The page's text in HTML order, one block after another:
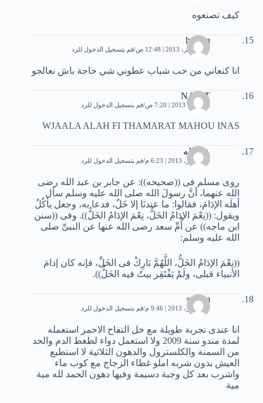
كيف تصنعوه
hassan
27 سبتمبر، 2013 | 12:48 ص قم بتسجيل الدخول للرد
انا كنعاني من حب شباب عطوني شي حاجة باش نعالجو
NAJET
8 أكتوبر، 2013 | 7:20 ص قم بتسجيل الدخول للرد
WJAALA ALAH FI THAMARAT MAHOU INAS
عبدالله
10 أكتوبر، 2013 | 6:23 م قم بتسجيل الدخول للرد
روى مسلم فى ((صحيحه)): عن جابر بن عبد الله رضى
الله عنهما، أنَّ رسولَ الله صلى الله عليه وسلم سأل
أهلَه الإدَامَ، فقالوا: ما عندنَا إلا خَلٌ، فدعا به، وجعل يأكُلُ
ويقول: ((نِعْمَ الإدَامُ الخَلُّ، نِعْمَ الإدَامُ الخَلُّ)). وفى ((سنن
ابن ماجه)) عن أُمِّ سعد رضى الله عنها عن النبىِّ صلى
الله عليه وسلم:
((نِعْمَ الإدَامُ الخَلُّ، اللَّهُمَّ بَارِكْ فى الخَلِّ، فإنه كان إدامَ
الأنبياء قبلى، ولَمْ يَفْتَقِر بيتٌ فيه الخَلُّ)).
seham
10 أكتوبر، 2013 | 9:46 م قم بتسجيل الدخول للرد
انا عندى تجربة طويلة مع خل التفاح الاحمر استعمله
لمدة مندو سنة 2009 ولا استعمل دواء لظغط الدم والحد
من السمنة والكلسترول والدهون الثلاثية لا استطيع
العيش بدون شربه املو غطاء الزجاج مع كوب ماء
واشرب بعد كل وجبة دسيمة وفيها دهون الحمد لله مية
مية